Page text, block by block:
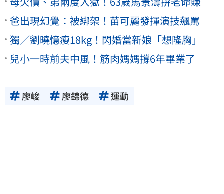
爸出現幻覺：被綁架！苗可麗發揮演技飆罵
獨／劉曉憶瘦18kg！閃婚當新娘「想隆胸」
兒小一時前夫中風！筋肉媽媽撐6年畢業了
廖峻 廖錦德 運動